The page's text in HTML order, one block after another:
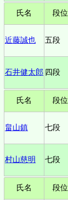
氏名 段位
近藤誠也 五段
石井健太郎 四段
氏名 段位
畠山鎮 七段
村山慈明 七段
氏名 段位